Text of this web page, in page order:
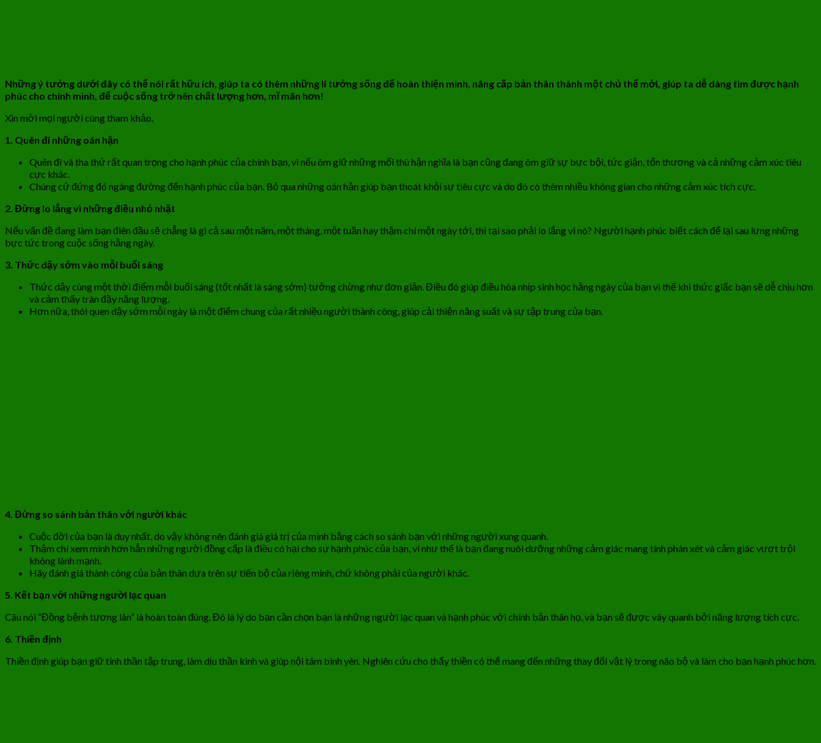
Những ý tưởng dưới đây có thể nói rất hữu ích, giúp ta có thêm những lí tưởng sống để hoàn thiện mình, nâng cấp bản thân thành một chủ thể mới, giúp ta dễ dàng tìm được hạnh
phúc cho chính mình, để cuộc sống trở nên chất lượng hơn, mĩ mãn hơn!
Xin mời mọi người cùng tham khảo.
1. Quên đi những oán hận
Quên đi và tha thứ rất quan trọng cho hạnh phúc của chính bạn, vì nếu ôm giữ những mối thù hận nghĩa là bạn cũng đang ôm giữ sự bực bội, tức giận, tổn thương và cả những cảm xúc tiêu
cực khác.
Chúng cứ đứng đó ngáng đường đến hạnh phúc của bạn. Bỏ qua những oán hận giúp bạn thoát khỏi sự tiêu cực và do đó có thêm nhiều không gian cho những cảm xúc tích cực.
2. Đừng lo lắng vì những điều nhỏ nhặt
Nếu vấn đề đang làm bạn điên đầu sẽ chẳng là gì cả sau một năm, một tháng, một tuần hay thậm chí một ngày tới, thì tại sao phải lo lắng vì nó? Người hạnh phúc biết cách để lại sau lưng những
bực tức trong cuộc sống hằng ngày.
3. Thức dậy sớm vào mỗi buổi sáng
Thức dậy cùng một thời điểm mỗi buổi sáng (tốt nhất là sáng sớm) tưởng chừng như đơn giản. Điều đó giúp điều hòa nhịp sinh học hằng ngày của bạn vì thế khi thức giấc bạn sẽ dễ chịu hơn
và cảm thấy tràn đầy năng lượng.
Hơn nữa, thói quen dậy sớm mỗi ngày là một điểm chung của rất nhiều người thành công, giúp cải thiện năng suất và sự tập trung của bạn.
4. Đừng so sánh bản thân với người khác
Cuộc đời của bạn là duy nhất, do vậy không nên đánh giá giá trị của mình bằng cách so sánh bạn với những người xung quanh.
Thậm chí xem mình hơn hẳn những người đồng cấp là điều có hại cho sự hạnh phúc của bạn, vì như thế là bạn đang nuôi dưỡng những cảm giác mang tính phán xét và cảm giác vượt trội
không lành mạnh.
Hãy đánh giá thành công của bản thân dựa trên sự tiến bộ của riêng mình, chứ không phải của người khác.
5. Kết bạn với những người lạc quan
Câu nói “Đồng bệnh tương lân” là hoàn toàn đúng. Đó là lý do bạn cần chọn bạn là những người lạc quan và hạnh phúc với chính bản thân họ, và bạn sẽ được vây quanh bởi năng lượng tích cực.
6. Thiền định
Thiền định giúp bạn giữ tinh thần tập trung, làm dịu thần kinh và giúp nội tâm bình yên. Nghiên cứu cho thấy thiền có thể mang đến những thay đổi vật lý trong não bộ và làm cho bạn hạnh phúc hơn.